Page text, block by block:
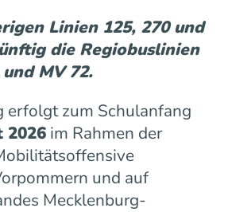
Linien 125, 270 und
die Regiobuslinien
MV 72.
erfolgt zum Schulanfang
2026im Rahmen der
und auf
Mecklenburg-